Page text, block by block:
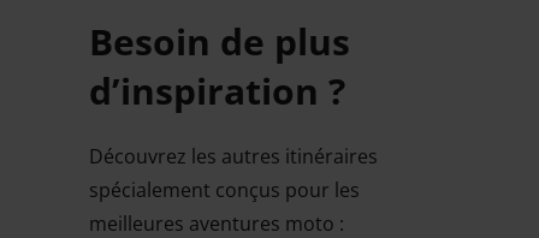
Besoin de plus
d’inspiration ?
Découvrez les autres itinéraires
spécialement conçus pour les
meilleures aventures moto :